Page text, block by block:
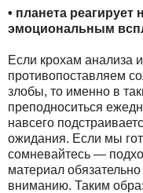
• планета
эмоциональным
Если крохам анализа
противопоставляем
злобы, то именно в
преподноситься
навсего
ожидания. Если мы
сомневайтесь —
материал
вниманию. Таким